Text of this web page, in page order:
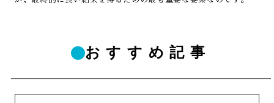
おすすめ記事